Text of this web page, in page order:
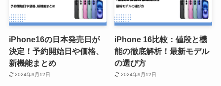
iPhone16の日本発売日が
決定！予約開始日や価格、
新機能まとめ
2024年9月12日
iPhone 16比較：値段と機
能の徹底解析！最新モデル
の選び方
2024年9月12日